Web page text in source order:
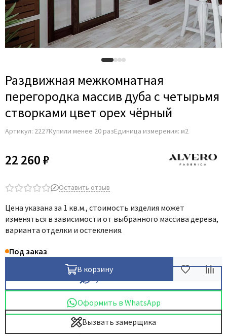
Раздвижная межкомнатная
перегородка массив дуба с четырьмя
створками цвет орех чёрный
Артикул: 2227Купили менее 20 разЕдиница измерения: м2
22 260 ₽
Оставить отзыв
Цена указана за 1 кв.м., стоимость изделия может
изменяться в зависимости от выбранного массива дерева,
варианта отделки и остекления.
Под заказ
В корзину
Оформить в WhatsApp
Вызвать замерщика